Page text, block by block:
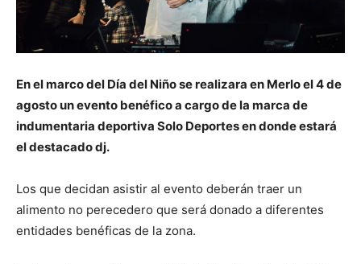
En el marco del Día del Niño se realizara en Merlo el 4 de
agosto un evento benéfico a cargo de la marca de
indumentaria deportiva Solo Deportes en donde estará
el destacado dj.
Los que decidan asistir al evento deberán traer un
alimento no perecedero que será donado a diferentes
entidades benéficas de la zona.